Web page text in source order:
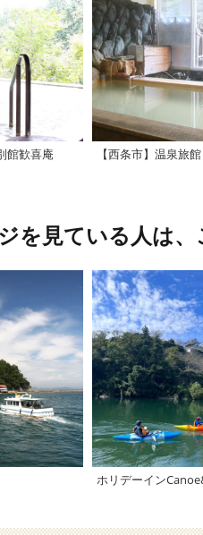
館歓喜庵 【西条市】温泉旅
を見ている人は
ホリデーイン